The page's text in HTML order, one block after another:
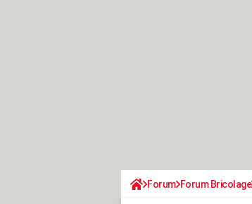
Forum Forum Bricolage